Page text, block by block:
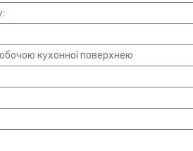
кухонної поверхнею